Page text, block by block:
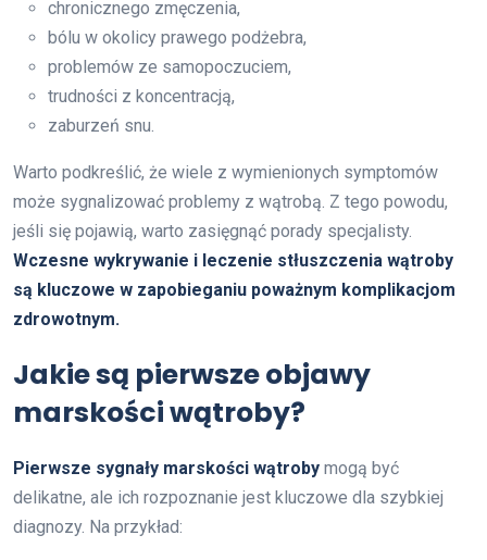
chronicznego zmęczenia,
bólu w okolicy prawego podżebra,
problemów ze samopoczuciem,
trudności z koncentracją,
zaburzeń snu.
Warto podkreślić, że wiele z wymienionych symptomów
może sygnalizować problemy z wątrobą. Z tego powodu,
jeśli się pojawią, warto zasięgnąć porady specjalisty.
Wczesne wykrywanie i leczenie stłuszczenia wątroby
są kluczowe w zapobieganiu poważnym komplikacjom
zdrowotnym.
Jakie są pierwsze objawy
marskości wątroby?
Pierwsze sygnały marskości wątroby mogą być
delikatne, ale ich rozpoznanie jest kluczowe dla szybkiej
diagnozy. Na przykład: